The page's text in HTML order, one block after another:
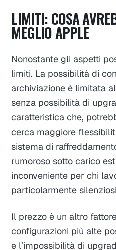
LIMITI: COSA
MEGLIO APPLE
Nonostante gli aspetti
limiti. La possibilità di
archiviazione è limitata
senza possibilità di
caratteristica che,
cerca maggiore
sistema di
rumoroso sotto carico
inconveniente per chi
particolarmente
Il prezzo è un altro
configurazioni più alte
e l’impossibilità di